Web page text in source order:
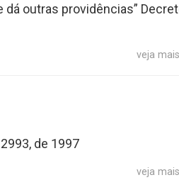
outras providências”
veja mais
de 1997
veja mais